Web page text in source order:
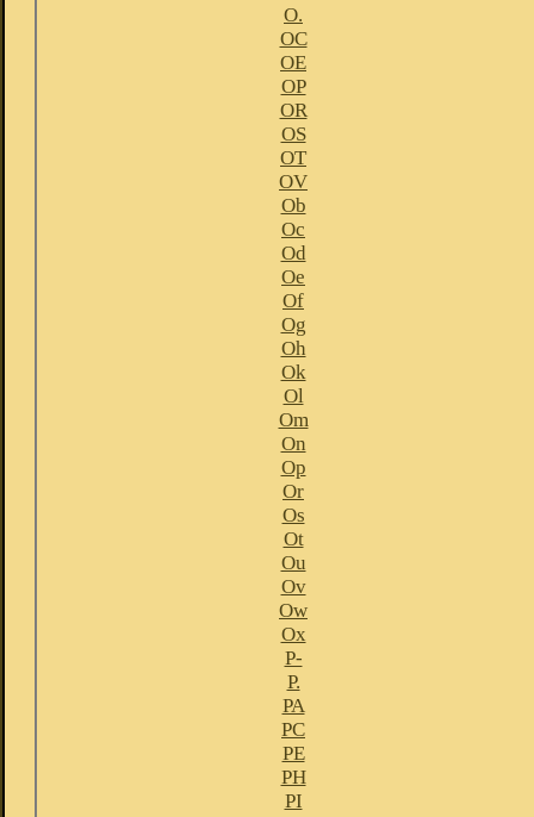
O.
OC
OE
OP
OR
OS
OT
OV
Ob
Oc
Od
Oe
Of
Og
Oh
Ok
Ol
Om
On
Op
Or
Os
Ot
Ou
Ov
Ow
Ox
P-
P.
PA
PC
PE
PH
PI